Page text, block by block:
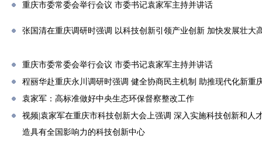
重庆市委常委会举行会议 市委书记袁家军主持并讲话
张国清在重庆调研时强调 以科技创新引领产业创新 加快发展壮大
重庆市委常委会举行会议 市委书记袁家军主持并讲话
程丽华赴重庆永川调研时强调 健全协商民主机制 助推现代化新重
袁家军：高标准做好中央生态环保督察整改工作
视频|袁家军在重庆市科技创新大会上强调 深入实施科技创新和人
造具有全国影响力的科技创新中心